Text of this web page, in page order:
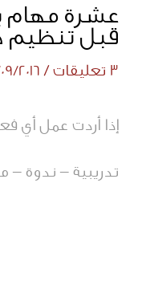
عشرة مهام
قبل تنظيم
3 تعليقات /
2016
إذا أردت عمل أي
تدريبية – ندوة